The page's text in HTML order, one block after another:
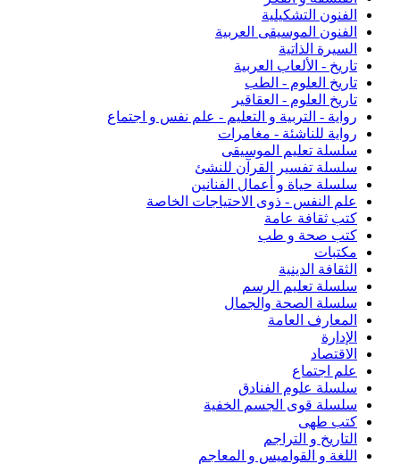
الفنون التشكيلية
الفنون الموسيقى العربية
السيرة الذاتية
تاريخ - الألعاب العربية
تاريخ العلوم - الطب
تاريخ العلوم - العقاقير
رواية - التربية و التعليم - علم نفس و اجتماع
رواية للناشئة - مغامرات
سلسلة تعليم الموسيقى
سلسلة تفسير القرآن للنشئ
سلسلة حياة و أعمال الفنانين
علم النفس - ذوى الاحتياجات الخاصة
كتب ثقافة عامة
كتب صحة و طب
مكتبات
الثقافة الدينية
سلسلة تعليم الرسم
سلسلة الصحة والجمال
المعارف العامة
الإدارة
الاقتصاد
علم اجتماع
سلسلة علوم الفنادق
سلسلة قوى الجسم الخفية
كتب طهى
التاريخ و التراجم
اللغة و القواميس و المعاجم